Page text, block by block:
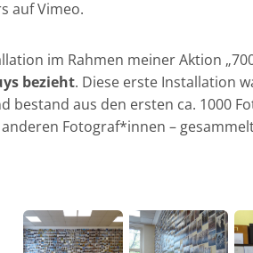
auf Vimeo.
im Rahmen meiner Aktion
bezieht. Diese erste Installation
bestand aus den ersten ca. 1000
Fotograf*innen –